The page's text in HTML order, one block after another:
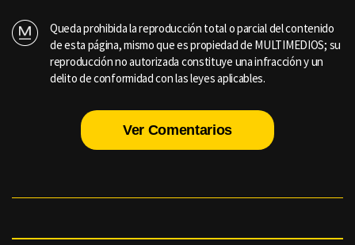
Queda prohibida la reproducción total o parcial del contenido
de esta página, mismo que es propiedad de MULTIMEDIOS; su
reproducción no autorizada constituye una infracción y un
delito de conformidad con las leyes aplicables.
Ver Comentarios